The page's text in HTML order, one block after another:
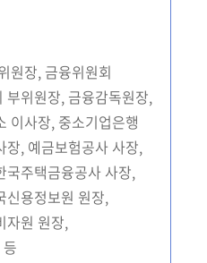
원장, 금융위원회
부위원장, 금융감독원장,
이사장, 중소기업은행
장, 예금보험공사사장,
국주택금융공사 사장,
신용정보원 원장,
자원 원장,